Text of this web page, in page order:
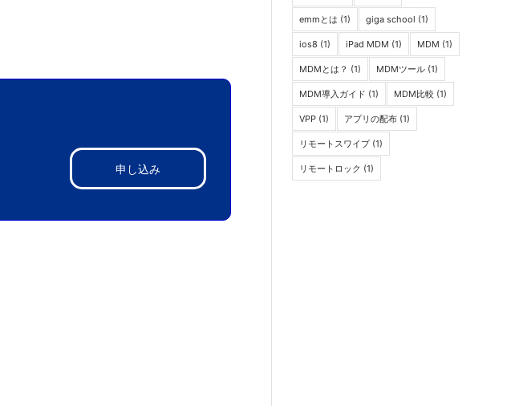
申し込み
emmとは (1) giga school (1)
ios8 (1) iPad MDM (1) MDM (1)
MDMとは？ (1) MDMツール (1)
MDM導入ガイド (1) MDM比較 (1)
VPP (1) アプリの配布 (1)
リモートスワイプ(1)
リモートロック (1)